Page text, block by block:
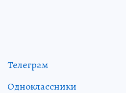
Телеграм
Одноклассники